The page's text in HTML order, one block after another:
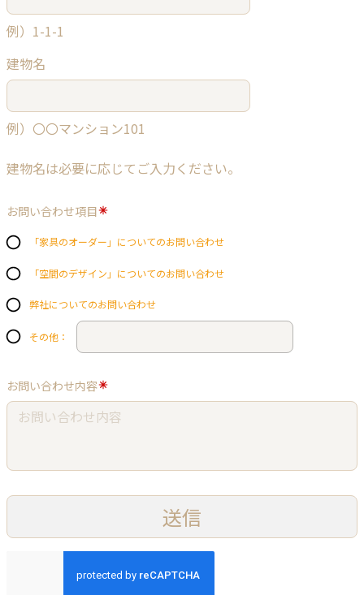
例）1-1-1
建物名
例）〇〇マンション101
建物名は必要に応じてご入力ください。
お問い合わせ項目
「家具のオーダー」についてのお問い合わせ
「空間のデザイン」についてのお問い合わせ
弊社についてのお問い合わせ
その他：
お問い合わせ内容
送信